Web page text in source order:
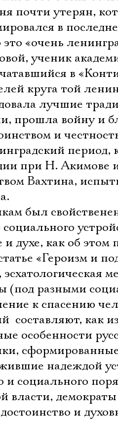
почти утерян,
в
«очень
ученик
в
круга той
лучшие
прошла войну и
и
период,
при Н. Акимове
Вахтина,
был
социального
духе, как об этом
«Героизм и
(под разными
к спасению
 составляют, как
особенности
надеждой
и социального
власти,
и